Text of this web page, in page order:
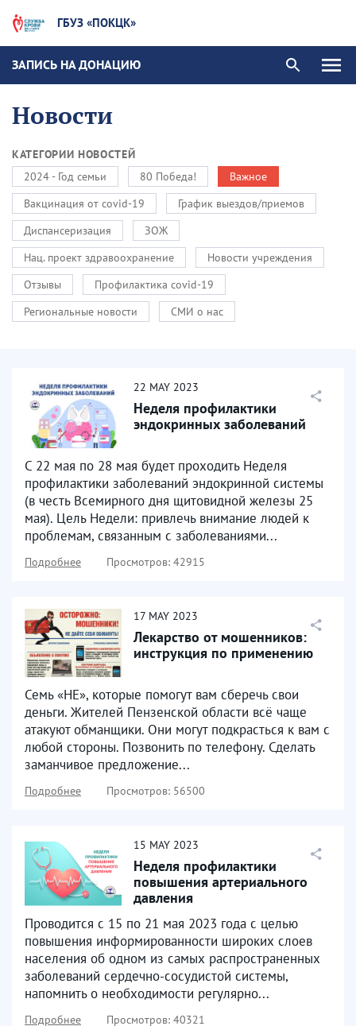
ГБУЗ «ПОКЦК»
ЗАПИСЬ НА ДОНАЦИЮ
Новости
КАТЕГОРИИ НОВОСТЕЙ
2024 - Год семьи
80 Победа!
Важное
Вакцинация от covid-19
График выездов/приемов
Диспансеризация
ЗОЖ
Нац. проект здравоохранение
Новости учреждения
Отзывы
Профилактика covid-19
Региональные новости
СМИ о нас
22 MAY 2023
Неделя профилактики
эндокринных заболеваний
С 22 мая по 28 мая будет проходить Неделя
профилактики заболеваний эндокринной системы
(в честь Всемирного дня щитовидной железы 25
мая). Цель Недели: привлечь внимание людей к
проблемам, связанным с заболеваниями...
Подробнее Просмотров: 42915
17 MAY 2023
Лекарство от мошенников:
инструкция по применению
Семь «НЕ», которые помогут вам сберечь свои
деньги. Жителей Пензенской области всё чаще
атакуют обманщики. Они могут подкрасться к вам с
любой стороны. Позвонить по телефону. Сделать
заманчивое предложение...
Подробнее Просмотров: 56500
15 MAY 2023
Неделя профилактики
повышения артериального
давления
Проводится с 15 по 21 мая 2023 года с целью
повышения информированности широких слоев
населения об одном из самых распространенных
заболеваний сердечно-сосудистой системы,
напомнить о необходимости регулярно...
Подробнее Просмотров: 40321